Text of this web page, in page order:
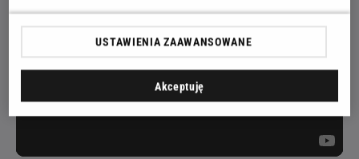
USTAWIENIA ZAAWANSOWANE
Akceptuję